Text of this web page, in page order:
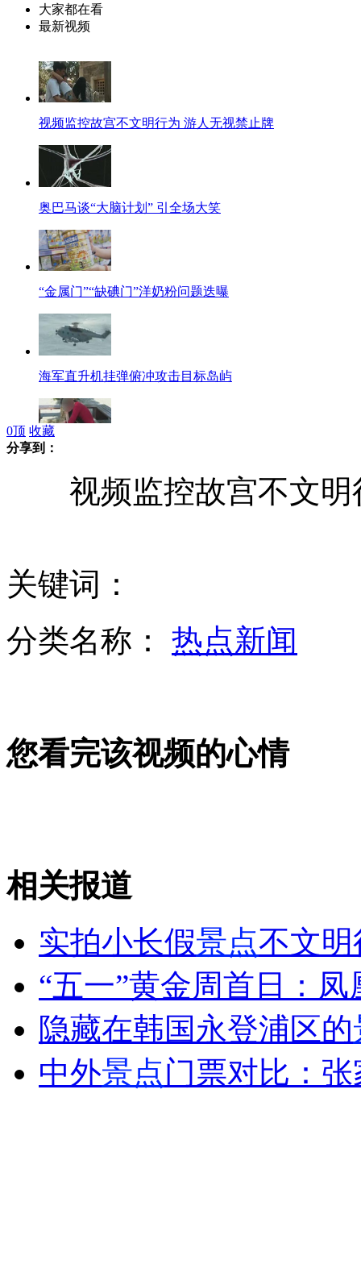
大家都在看
最新视频
视频监控故宫不文明行为 游人无视禁止牌
奥巴马谈“大脑计划” 引全场大笑
“金属门”“缺碘门”洋奶粉问题迭曝
海军直升机挂弹俯冲攻击目标岛屿
实拍：歼10战机极限飞行 空战演练
女孩北京地铁殴打老人 痛下狠手拳打脚踢
无痛分娩是否安全 医生回应
0顶 收藏
分享到：
视频监控故宫不文明
关键词：
分类名称： 热点新闻
您看完该视频的心情
相关报道
实拍小长假景点不文
“五一”黄金周首日：
隐藏在韩国永登浦区的
中外景点门票对比：